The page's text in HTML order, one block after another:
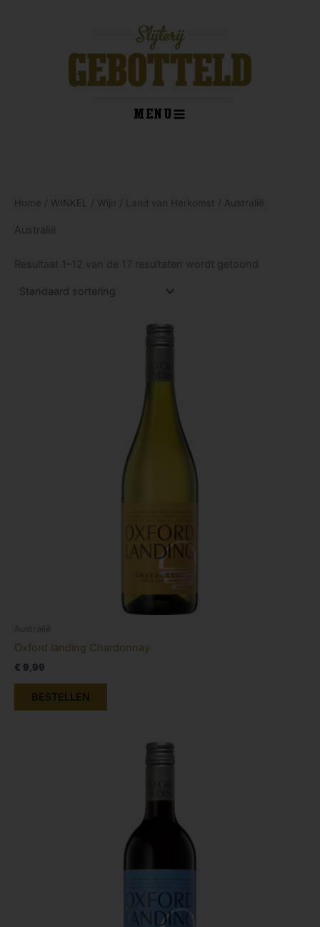
MENU
Home / WINKEL / Wijn / Land van Herkomst / Australië
Australië
Resultaat 1–12 van de 17 resultaten wordt getoond
Australië
Oxford landing Chardonnay
€ 9,99
BESTELLEN